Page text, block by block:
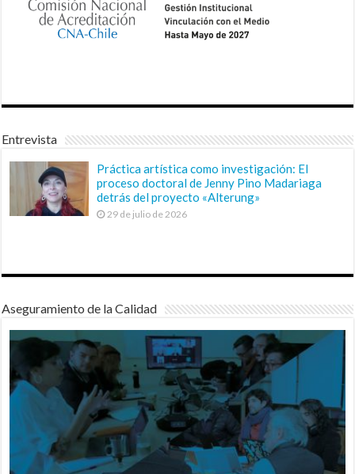
Entrevista
Práctica artística como investigación: El
proceso doctoral de Jenny Pino Madariaga
detrás del proyecto «Alterung»
29 de julio de 2026
Aseguramiento de la Calidad